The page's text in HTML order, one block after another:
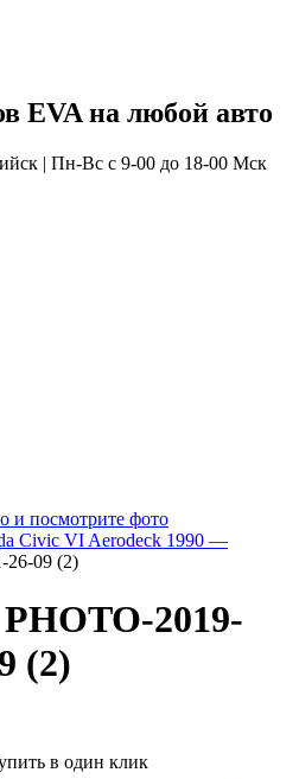
EVA ​на любой авто
| Пн-Вс с 9-00 до 18-00 Мск
и посмотрите фото
Civic VI Aerodeck 1990 —
26-09 (2)
2019-
(2)
в один клик